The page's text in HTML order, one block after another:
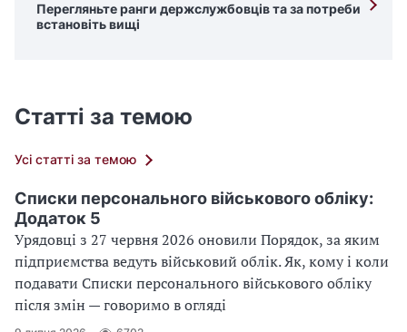
Перегляньте ранги держслужбовців та за потреби
встановіть вищі
Статті за темою
Усі статті за темою
Списки персонального військового обліку:
Додаток 5
Урядовці з 27 червня 2026 оновили Порядок, за яким
підприємства ведуть військовий облік. Як, кому і коли
подавати Списки персонального військового обліку
після змін — говоримо в огляді